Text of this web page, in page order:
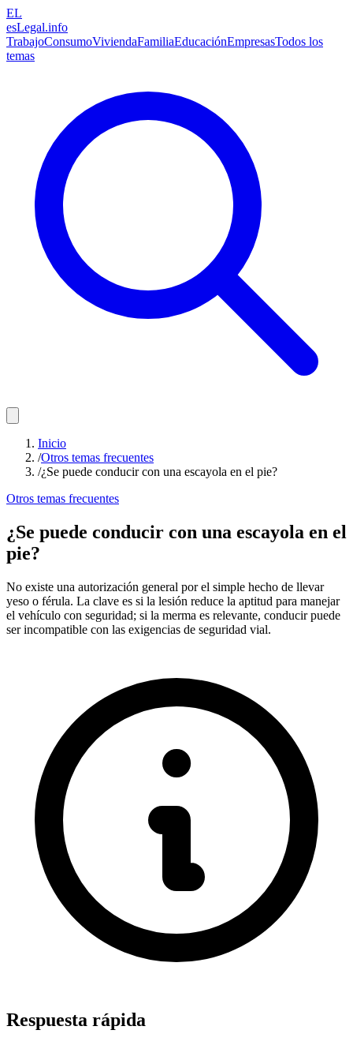
EL
esLegal.info
TrabajoConsumoViviendaFamiliaEducaciónEmpresasTodos los
temas
Inicio
/Otros temas frecuentes
/¿Se puede conducir con una escayola en el pie?
Otros temas frecuentes
¿Se puede conducir con una escayola en el
pie?
No existe una autorización general por el simple hecho de llevar
yeso o férula. La clave es si la lesión reduce la aptitud para manejar
el vehículo con seguridad; si la merma es relevante, conducir puede
ser incompatible con las exigencias de seguridad vial.
Respuesta rápida